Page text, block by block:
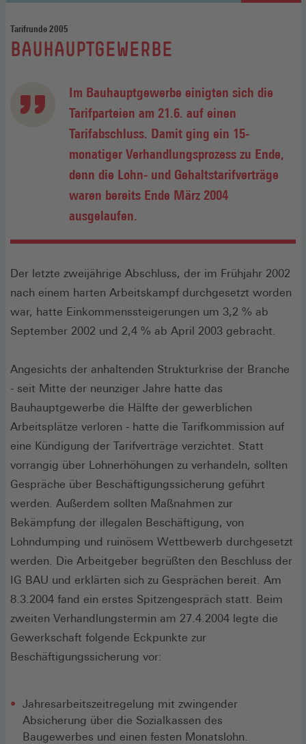
Tarifrunde 2005
:
BAUHAUPTGEWERBE
Im Bauhauptgewerbe einigten sich die
Tarifparteien am 21.6. auf einen
Tarifabschluss. Damit ging ein 15-
monatiger Verhandlungsprozess zu Ende,
denn die Lohn- und Gehaltstarifverträge
waren bereits Ende März 2004
ausgelaufen.
Der letzte zweijährige Abschluss, der im Frühjahr 2002
nach einem harten Arbeitskampf durchgesetzt worden
war, hatte Einkommenssteigerungen um 3,2 % ab
September 2002 und 2,4 % ab April 2003 gebracht.
Angesichts der anhaltenden Strukturkrise der Branche
- seit Mitte der neunziger Jahre hatte das
Bauhauptgewerbe die Hälfte der gewerblichen
Arbeitsplätze verloren - hatte die Tarifkommission auf
eine Kündigung der Tarifverträge verzichtet. Statt
vorrangig über Lohnerhöhungen zu verhandeln, sollten
Gespräche über Beschäftigungssicherung geführt
werden. Außerdem sollten Maßnahmen zur
Bekämpfung der illegalen Beschäftigung, von
Lohndumping und ruinösem Wettbewerb durchgesetzt
werden. Die Arbeitgeber begrüßten den Beschluss der
IG BAU und erklärten sich zu Gesprächen bereit. Am
8.3.2004 fand ein erstes Spitzengespräch statt. Beim
zweiten Verhandlungstermin am 27.4.2004 legte die
Gewerkschaft folgende Eckpunkte zur
Beschäftigungssicherung vor:
Jahresarbeitszeitregelung mit zwingender
Absicherung über die Sozialkassen des
Baugewerbes und einen festen Monatslohn.